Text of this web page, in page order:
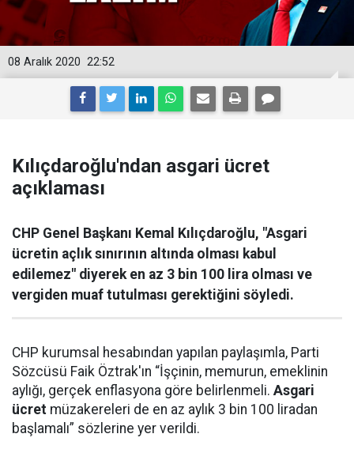
22:52
08 Aralık 2020
Kılıçdaroğlu'ndan asgari ücret
açıklaması
CHP Genel Başkanı Kemal Kılıçdaroğlu, "Asgari
ücretin açlık sınırının altında olması kabul
edilemez" diyerek en az 3 bin 100 lira olması ve
vergiden muaf tutulması gerektiğini söyledi.
CHP kurumsal hesabından yapılan paylaşımla, Parti
Sözcüsü Faik Öztrak'ın “İşçinin, memurun, emeklinin
aylığı, gerçek enflasyona göre belirlenmeli. Asgari
ücret müzakereleri de en az aylık 3 bin 100 liradan
başlamalı” sözlerine yer verildi.